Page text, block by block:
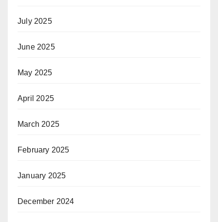
July 2025
June 2025
May 2025
April 2025
March 2025
February 2025
January 2025
December 2024